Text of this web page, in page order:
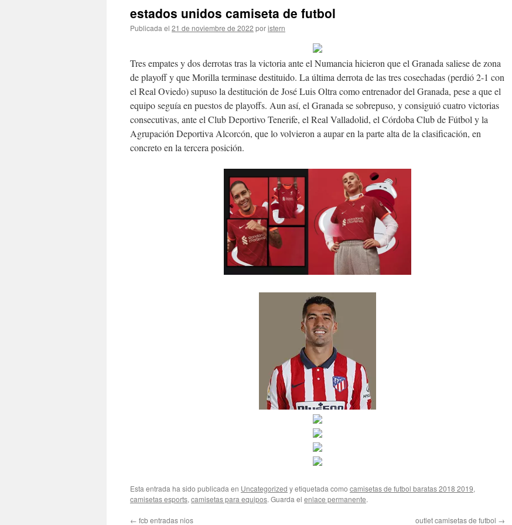
estados unidos camiseta de futbol
Publicada el 21 de noviembre de 2022 poristern
Tres empates y dos derrotas tras la victoria ante el Numancia hicieron que el Granada saliese de zona
de playoff y que Morilla terminase destituido. La última derrota de las tres cosechadas (perdió 2-1 con
el Real Oviedo) supuso la destitución de José Luis Oltra como entrenador del Granada, pese a que el
equipo seguía en puestos de playoffs. Aun así, el Granada se sobrepuso, y consiguió cuatro victorias
consecutivas, ante el Club Deportivo Tenerife, el Real Valladolid, el Córdoba Club de Fútbol y la
Agrupación Deportiva Alcorcón, que lo volvieron a aupar en la parte alta de la clasificación, en
concreto en la tercera posición.
Esta entrada ha sido publicada en Uncategorized y etiquetada como camisetas de futbol baratas 2018 2019,
camisetas esports,camisetas para equipos. Guarda el enlace permanente.
← fcb entradas nios outlet camisetas de futbol →